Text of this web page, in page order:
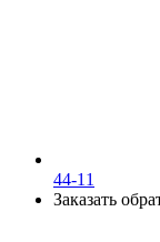
44-11
Заказать